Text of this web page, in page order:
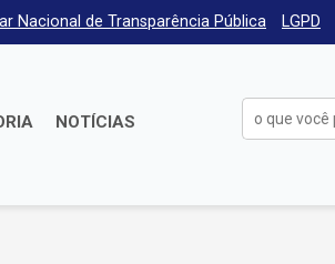
Nacional de Transparência Pública LGPD
NOTÍCIAS